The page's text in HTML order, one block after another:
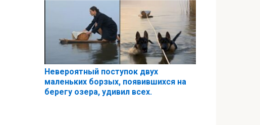
Невероятный поступок двух
маленьких борзых, появившихся на
берегу озера, удивил всех.